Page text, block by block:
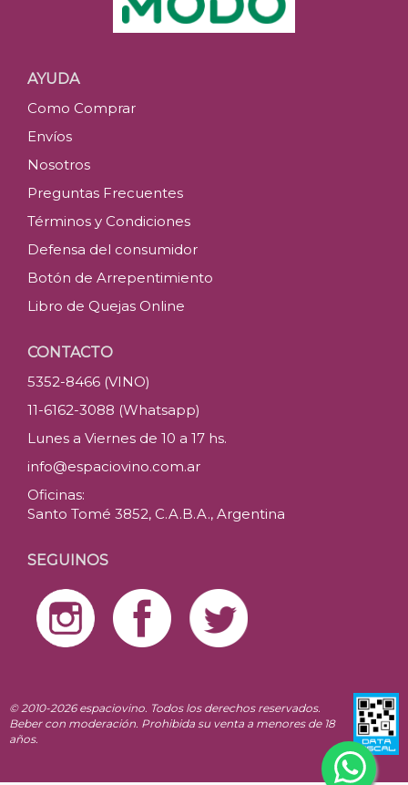
AYUDA
Como Comprar
Envíos
Nosotros
Preguntas Frecuentes
Términos y Condiciones
Defensa del consumidor
Botón de Arrepentimiento
Libro de Quejas Online
CONTACTO
5352-8466 (VINO)
11-6162-3088 (Whatsapp)
Lunes a Viernes de 10 a 17 hs.
info@espaciovino.com.ar
Oficinas:
Santo Tomé 3852, C.A.B.A., Argentina
SEGUINOS
© 2010-2026 espaciovino. Todos los derechos reservados.
Beber con moderación. Prohibida su venta a menores de 18
años.